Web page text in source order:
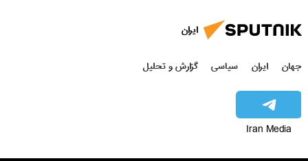
ایران
جهان ایران سیاسی گزارش و تحلیل
Iran Media